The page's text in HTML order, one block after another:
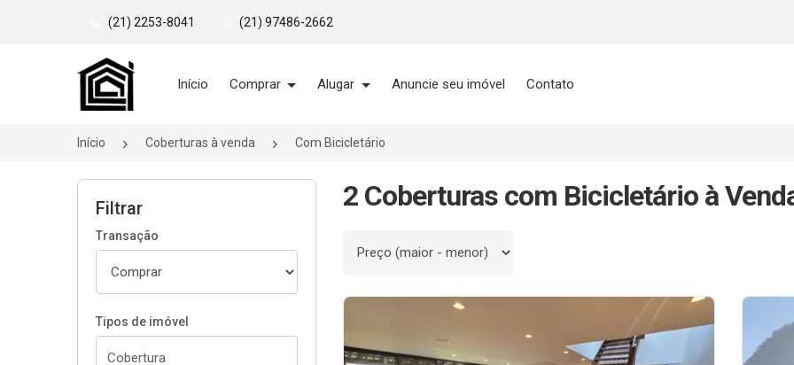
(21) 2253-8041 (21) 97486-2662
Página inicial
Início Comprar Alugar Anuncie seu imóvel Contato
Início Coberturas à venda Com Bicicletário
Filtrar
Transação
Tipos de imóvel
2 Coberturas com Bicicletário à
Ordenar por